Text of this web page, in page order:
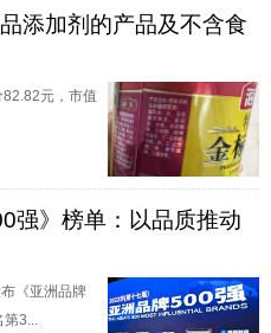
添加剂的产品及不含食
元，市值
强》榜单：以品质推动
《亚洲品牌
第3...